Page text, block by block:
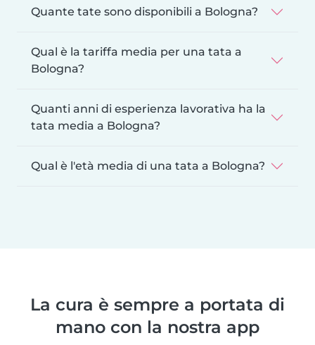
Quante tate sono disponibili a Bologna?
Qual è la tariffa media per una tata a
Bologna?
Quanti anni di esperienza lavorativa ha la
tata media a Bologna?
Qual è l'età media di una tata a Bologna?
La cura è sempre a portata di
mano con la nostra app